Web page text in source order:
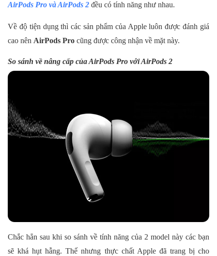
AirPods Pro và AirPods 2 đều có tính năng như nhau.
Về độ tiện dụng thì các sản phẩm của Apple luôn được đánh giá
cao nên AirPods Pro cũng được công nhận về mặt này.
So sánh về nâng cấp của AirPods Pro với AirPods 2
Chắc hẳn sau khi so sánh về tính năng của 2 model này các bạn
sẽ khá hụt hẫng. Thế nhưng thực chất Apple đã trang bị cho